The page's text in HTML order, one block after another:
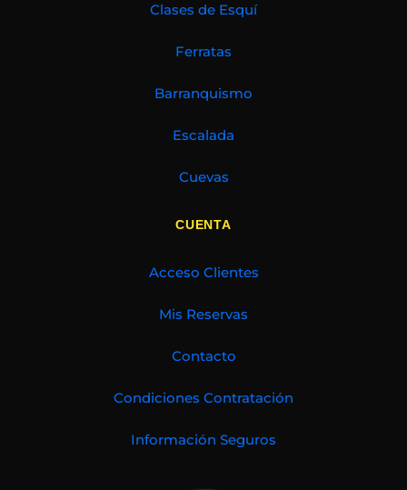
Clases de Esquí
Ferratas
Barranquismo
Escalada
Cuevas
CUENTA
Acceso Clientes
Mis Reservas
Contacto
Condiciones Contratación
Información Seguros